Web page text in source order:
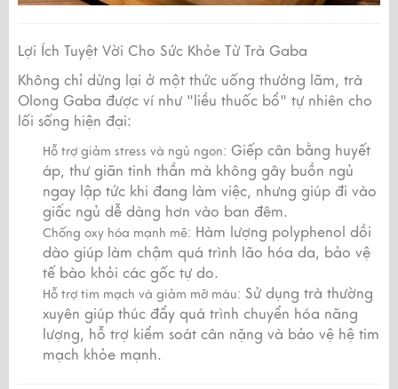
Lợi Ích Tuyệt Vời Cho Sức Khỏe Từ Trà Gaba
Không chỉ dừng lại ở một thức uống thưởng lãm, trà
Olong Gaba được ví như "liều thuốc bổ" tự nhiên cho
lối sống hiện đại:
Hỗ trợ giảm stress và ngủ ngon: Giếp cân bằng huyết
áp, thư giãn tinh thần mà không gây buồn ngủ
ngay lập tức khi đang làm việc, nhưng giúp đi vào
giấc ngủ dễ dàng hơn vào ban đêm.
Chống oxy hóa mạnh mẽ: Hàm lượng polyphenol dồi
dào giúp làm chậm quá trình lão hóa da, bảo vệ
tế bào khỏi các gốc tự do.
Hỗ trợ tim mạch và giảm mỡ máu: Sử dụng trà thường
xuyên giúp thúc đẩy quá trình chuyển hóa năng
lượng, hỗ trợ kiểm soát cân nặng và bảo vệ hệ tim
mạch khỏe mạnh.